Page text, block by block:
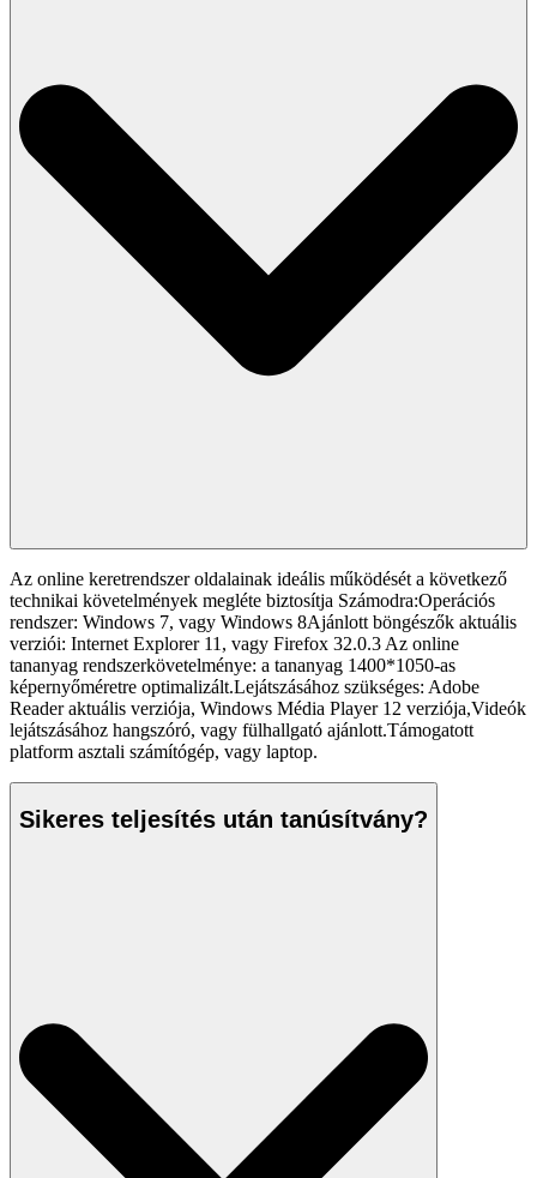
Az online keretrendszer oldalainak ideális működését a következő
technikai követelmények megléte biztosítja Számodra:Operációs
rendszer: Windows 7, vagy Windows 8Ajánlott böngészők aktuális
verziói: Internet Explorer 11, vagy Firefox 32.0.3 Az online
tananyag rendszerkövetelménye: a tananyag 1400*1050-as
képernyőméretre optimalizált.Lejátszásához szükséges: Adobe
Reader aktuális verziója, Windows Média Player 12 verziója,Videók
lejátszásához hangszóró, vagy fülhallgató ajánlott.Támogatott
platform asztali számítógép, vagy laptop.
Sikeres teljesítés után tanúsítvány?